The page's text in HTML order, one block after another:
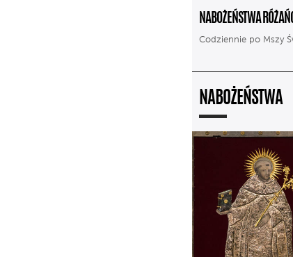
NABOŻEŃSTWA
Codziennie po Mszy
NABOŻEŃSTWA